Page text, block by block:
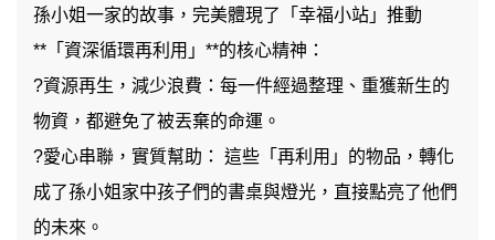
孫小姐一家的故事，完美體現了「幸福小站」推動
**「資深循環再利用」**的核心精神：
?資源再生，減少浪費：每一件經過整理、重獲新生的
物資，都避免了被丟棄的命運。
?愛心串聯，實質幫助： 這些「再利用」的物品，轉化
成了孫小姐家中孩子們的書桌與燈光，直接點亮了他們
的未來。